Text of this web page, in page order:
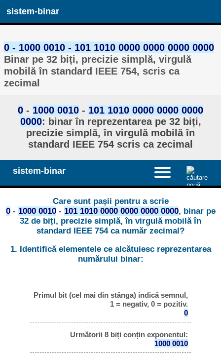
sistem-binar
0 - 1000 0010 - 101 1010 0000 0000 0000 0000
Binar pe 32 biți, precizie simplă, virgulă
mobilă în standard IEEE 754, scris ca
zecimal
0 - 1000 0010 - 101 1010 0000 0000 0000
0000: binar în reprezentarea pe 32 biți,
precizie simplă, în virgulă mobilă în
standard IEEE 754 scris ca zecimal
sistem-binar
Care sunt pașii pentru a scrie
0- 1000 0010- 101 1010 0000 0000 0000 0000, binar pe
32 de biți, precizie simplă, în virgulă mobilă în
standard IEEE 754 ca număr zecimal?
1. Identifică elementele ce alcătuiesc reprezentarea
numărului binar:
Primul bit (cel mai din stânga) indică semnul,
1 = negativ, 0 = pozitiv.
0
Următorii 8 biți conțin exponentul:
1000 0010